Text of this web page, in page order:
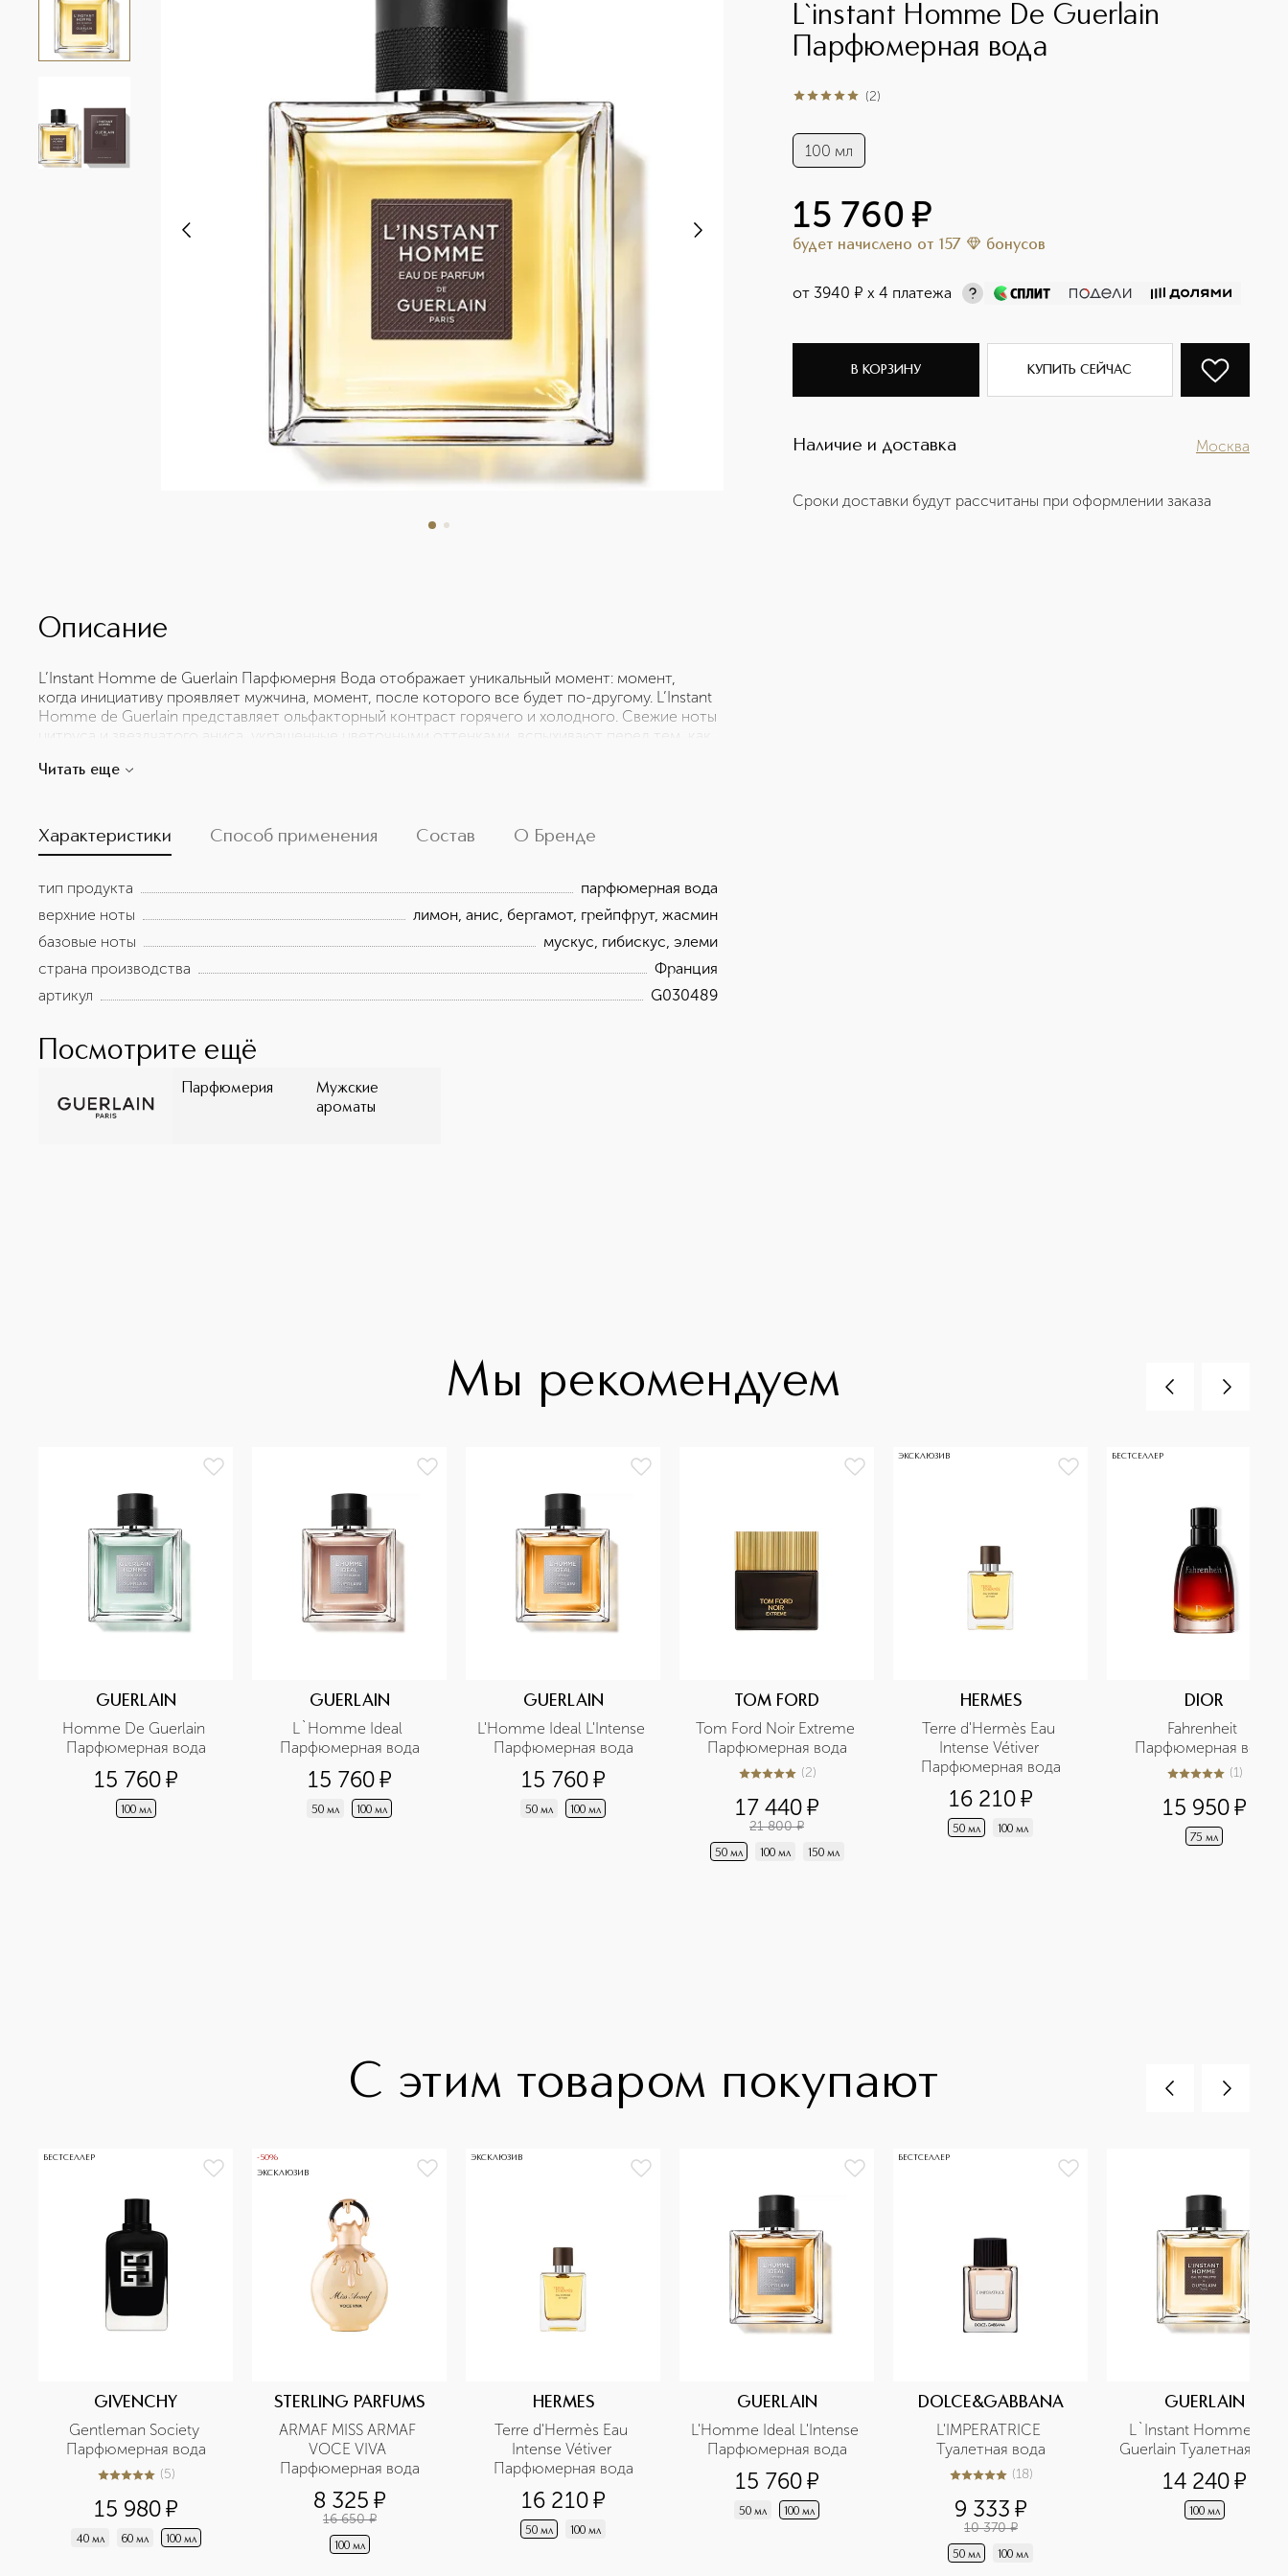
L`instant Homme De Guerlain
Парфюмерная вода
5из 52 (2)
100 мл
15 760 ¤
будет начислено от 157 бонусов
от 3940 ¤ х 4 платежа
В КОРЗИНУ КУПИТЬ СЕЙЧАС
Наличие и доставка Москва
Сроки доставки будут рассчитаны при оформлении заказа
Описание
L’Instant Homme de Guerlain Парфюмерня Вода отображает уникальный момент: момент,
когда инициативу проявляет мужчина, момент, после которого все будет по-другому. L’Instant
Homme de Guerlain представляет ольфакторный контраст горячего и холодного. Свежие ноты
цитруса и звездчатого аниса, украшенные цветочными оттенками, вспыхивают перед тем, как
квадратный флакон со строгим и роскошным дизайном. Гильоширование на матовой крышке
воплощение элегантности между мифическими творениями и непревзойдёнными шлейфами.
Читать еще
Характеристики Способ применения Состав О Бренде
тип продукта
парфюмерная вода
верхние ноты
лимон, анис, бергамот, грейпфрут, жасмин
базовые ноты
мускус, гибискус, элеми
страна производства
Франция
артикул
G030489
Посмотрите ещё
Парфюмерия
Мужские
ароматы
Мы рекомендуем
GUERLAIN
Homme De Guerlain
Парфюмерная вода
15 760¤
100 мл
GUERLAIN
L`Homme Ideal
Парфюмерная вода
15 760¤
50 мл 100 мл
GUERLAIN
L'Homme Ideal L'Intense
Парфюмерная вода
15 760¤
50 мл 100 мл
TOM FORD
Tom Ford Noir Extreme
Парфюмерная вода
5из 52 (2)
17 440¤
21 800 ¤
50 мл 100 мл 150 мл
ЭКСКЛЮЗИВ
HERMES
Terre d'Hermès Eau
Intense Vétiver
Парфюмерная вода
16 210¤
50 мл 100 мл
БЕСТСЕЛЛЕР
DIOR
Fahrenheit
Парфюмерная вода
5из 51 (1)
15 950¤
75 мл
С этим товаром покупают
БЕСТСЕЛЛЕР
GIVENCHY
Gentleman Society
Парфюмерная вода
5из 55 (5)
15 980¤
40 мл 60 мл 100 мл
-50%
ЭКСКЛЮЗИВ
STERLING PARFUMS
ARMAF MISS ARMAF
VOCE VIVA
Парфюмерная вода
8 325 ¤
16 650 ¤
100 мл
ЭКСКЛЮЗИВ
HERMES
Terre d'Hermès Eau
Intense Vétiver
Парфюмерная вода
16 210¤
50 мл 100 мл
GUERLAIN
L'Homme Ideal L'Intense
Парфюмерная вода
15 760¤
50 мл 100 мл
БЕСТСЕЛЛЕР
DOLCE&GABBANA
L'IMPERATRICE
Туалетная вода
5из 518 (18)
9 333 ¤
10 370 ¤
50 мл 100 мл
GUERLAIN
L`Instant Homme De
Guerlain Туалетная вода
14 240¤
100 мл